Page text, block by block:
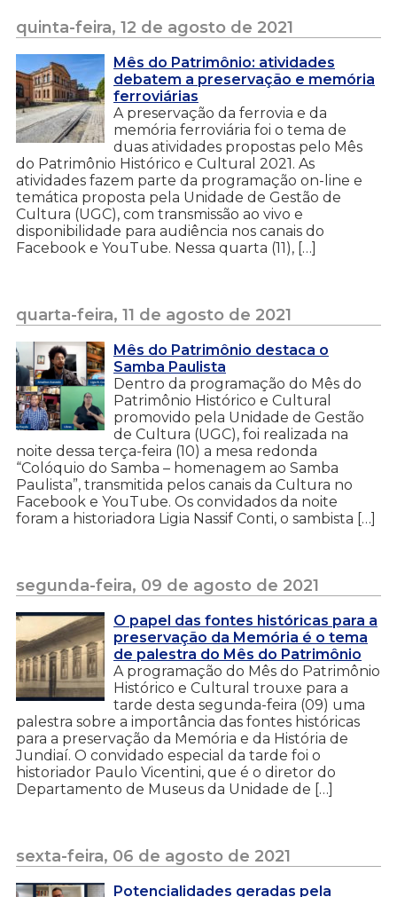
quinta-feira, 12 de agosto de 2021
Mês do Patrimônio: atividades
debatem a preservação e memória
ferroviárias
A preservação da ferrovia e da
memória ferroviária foi o tema de
duas atividades propostas pelo Mês
do Patrimônio Histórico e Cultural 2021. As
atividades fazem parte da programação on-line e
temática proposta pela Unidade de Gestão de
Cultura (UGC), com transmissão ao vivo e
disponibilidade para audiência nos canais do
Facebook e YouTube. Nessa quarta (11), […]
quarta-feira, 11 de agosto de 2021
Mês do Patrimônio destaca o
Samba Paulista
Dentro da programação do Mês do
Patrimônio Histórico e Cultural
promovido pela Unidade de Gestão
de Cultura (UGC), foi realizada na
noite dessa terça-feira (10) a mesa redonda
“Colóquio do Samba – homenagem ao Samba
Paulista”, transmitida pelos canais da Cultura no
Facebook e YouTube. Os convidados da noite
foram a historiadora Ligia Nassif Conti, o sambista […]
segunda-feira, 09 de agosto de 2021
O papel das fontes históricas para a
preservação da Memória é o tema
de palestra do Mês do Patrimônio
A programação do Mês do Patrimônio
Histórico e Cultural trouxe para a
tarde desta segunda-feira (09) uma
palestra sobre a importância das fontes históricas
para a preservação da Memória e da História de
Jundiaí. O convidado especial da tarde foi o
historiador Paulo Vicentini, que é o diretor do
Departamento de Museus da Unidade de […]
sexta-feira, 06 de agosto de 2021
Potencialidades geradas pela